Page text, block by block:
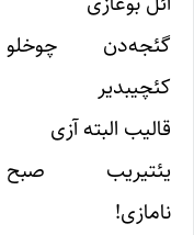
گئجه‌دن چوخلو
کئچیبدیر
قالیب البته آزی
یئتیریب صبح
نامازی!